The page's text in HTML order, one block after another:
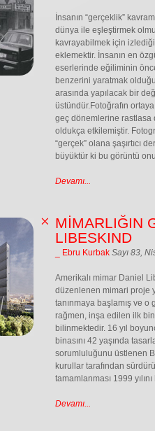
İnsanın “gerçeklik”
dünya ile eşleştirmek
kavrayabilmek için
eklemektir. İnsanın en
eserlerinde eğiliminin
benzerini yaratmak
arasında yapılacak bir
üstündür.Fotoğrafın
geç dönemlerine rastlasa
oldukça etkilemiştir.
“gerçek” olana şaşırtıcı
büyüktür ki bu görüntü
Devamı...
MİMARLIĞIN
LIBESKIND
_ Ebru Kurbak Sayı 83,
Amerikalı mimar Daniel
düzenlenen mimari proje
tanınmaya başlamış ve
rağmen, inşa edilen ilk
bilinmektedir. 16 yıl
binasını 42 yaşında
sorumluluğunu üstlenen
kurullar tarafından
tamamlanması 1999
Devamı...